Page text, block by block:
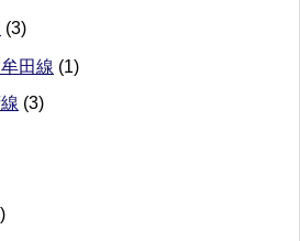
(3)
田線 (1)
(3)